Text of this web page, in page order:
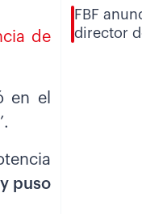
de
en el
puso
FBF
director